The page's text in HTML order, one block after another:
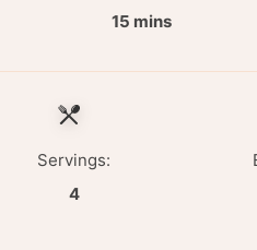
15 mins
Servings:
4